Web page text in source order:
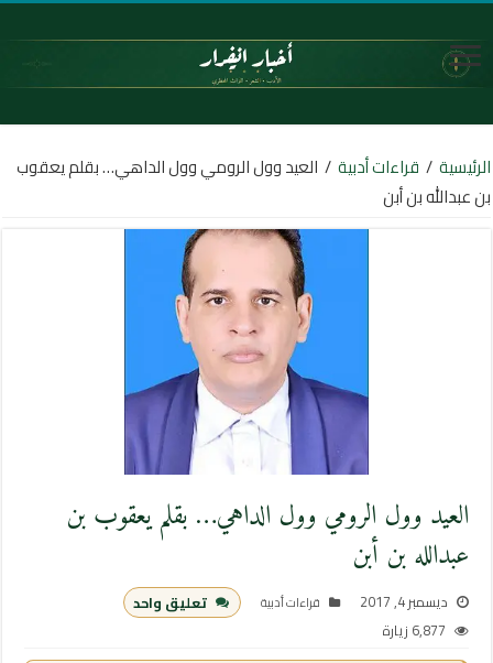
الرئيسية / قراءات أدبية / العيد وول الرومي وول الداهي… بقلم يعقوب
بن عبدالله بن أبن
العيد وول الرومي وول الداهي… بقلم يعقوب بن
عبدالله بن أبن
ديسمبر 4, 2017 قراءات أدبية
تعليق واحد
6,877 زيارة